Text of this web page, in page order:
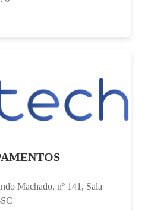
Machado, nº 141, Sala